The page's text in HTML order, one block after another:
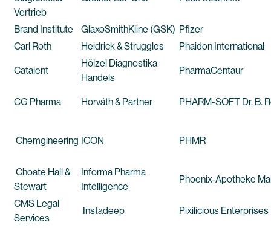
Vertrieb
Brand Institute GlaxoSmithKline (GSK) Pfizer
Carl Roth
Heidrick & Struggles Phaidon International
Catalent
Hölzel Diagnostika
Handels
PharmaCentaur
CG Pharma Horváth & Partner PHARM-SOFT Dr. B.
Chemgineering ICON PHMR
Choate Hall &
Stewart
Informa Pharma
Intelligence
Phoenix-Apotheke
CMS Legal
Services
Instadeep Pixilicious Enterprises